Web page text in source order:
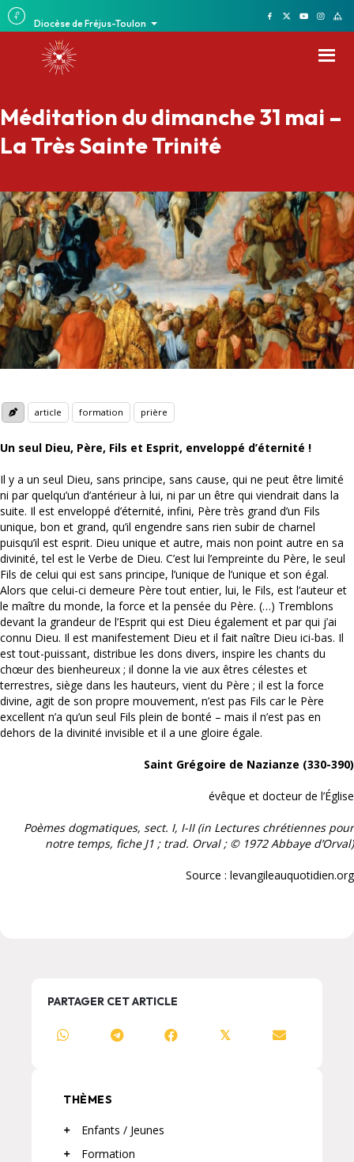
Diocèse de Fréjus-Toulon
Méditation du dimanche 31 mai –
La Très Sainte Trinité
article formation prière
Un seul Dieu, Père, Fils et Esprit, enveloppé d’éternité !
Il y a un seul Dieu, sans principe, sans cause, qui ne peut être limité
ni par quelqu’un d’antérieur à lui, ni par un être qui viendrait dans la
suite. Il est enveloppé d’éternité, infini, Père très grand d’un Fils
unique, bon et grand, qu’il engendre sans rien subir de charnel
puisqu’il est esprit. Dieu unique et autre, mais non point autre en sa
divinité, tel est le Verbe de Dieu. C’est lui l’empreinte du Père, le seul
Fils de celui qui est sans principe, l’unique de l’unique et son égal.
Alors que celui-ci demeure Père tout entier, lui, le Fils, est l’auteur et
le maître du monde, la force et la pensée du Père. (…) Tremblons
devant la grandeur de l’Esprit qui est Dieu également et par qui j’ai
connu Dieu. Il est manifestement Dieu et il fait naître Dieu ici-bas. Il
est tout-puissant, distribue les dons divers, inspire les chants du
chœur des bienheureux ; il donne la vie aux êtres célestes et
terrestres, siège dans les hauteurs, vient du Père ; il est la force
divine, agit de son propre mouvement, n’est pas Fils car le Père
excellent n’a qu’un seul Fils plein de bonté – mais il n’est pas en
dehors de la divinité invisible et il a une gloire égale.
Saint Grégoire de Nazianze (330-390)
évêque et docteur de l’Église
Poèmes dogmatiques, sect. I, I-II (in Lectures chrétiennes pour
notre temps, fiche J1 ; trad. Orval ; © 1972 Abbaye d’Orval)
Source : levangileauquotidien.org
PARTAGER CET ARTICLE
𝕏
THÈMES
Enfants / Jeunes
Formation